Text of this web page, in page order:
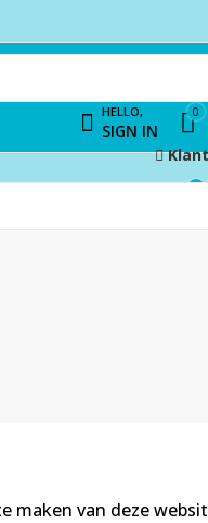
HELLO,
SIGN IN
0
HELLO, 0
maken van deze